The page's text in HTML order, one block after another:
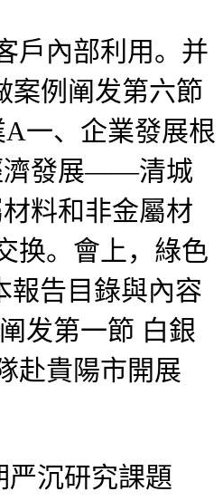
戶內部利用。并
案例阐发第六節
一、企業發展根
濟發展——清城
料和非金屬材
换。會上，綠色
報告目錄與內容
发第一節 白銀
赴貴陽市開展
沉研究課題